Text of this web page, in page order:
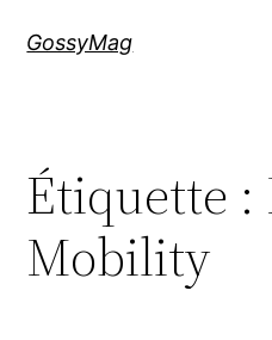
GossyMag
Étiquette :
Mobility